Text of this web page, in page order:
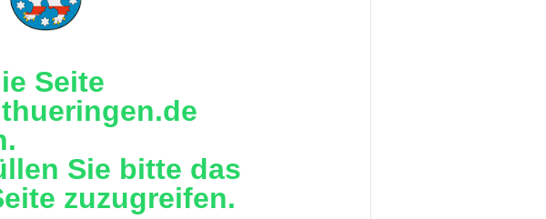
Seite
Sie bitte das
zuzugreifen.